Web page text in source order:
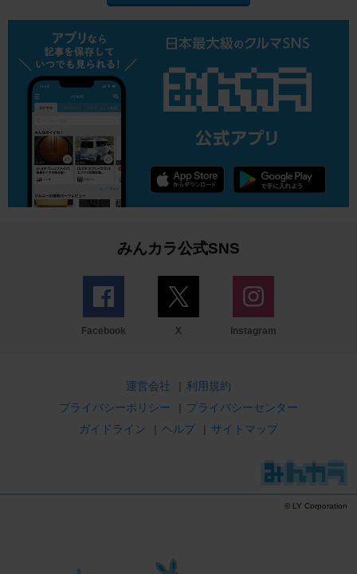
みんカラ公式SNS
Facebook X Instagram
運営会社 | 利用規約
プライバシーポリシー
| プライバシーセンター
ガイドライン
| ヘルプ | サイトマップ
© LY Corporation